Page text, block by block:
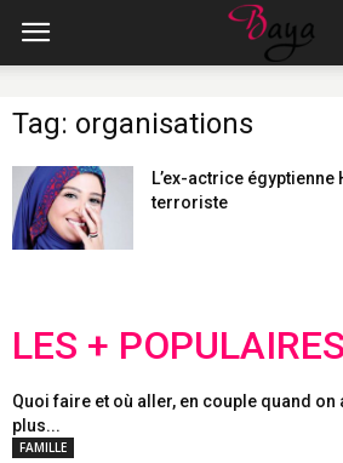
Tag: organisations
L’ex-actrice égyptienne
terroriste
LES + POPULAIRES
Quoi faire et où aller, en couple quand on
plus...
FAMILLE